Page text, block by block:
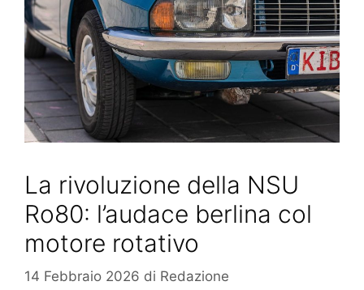
La rivoluzione della NSU
Ro80: l’audace berlina col
motore rotativo
14 Febbraio 2026 di Redazione